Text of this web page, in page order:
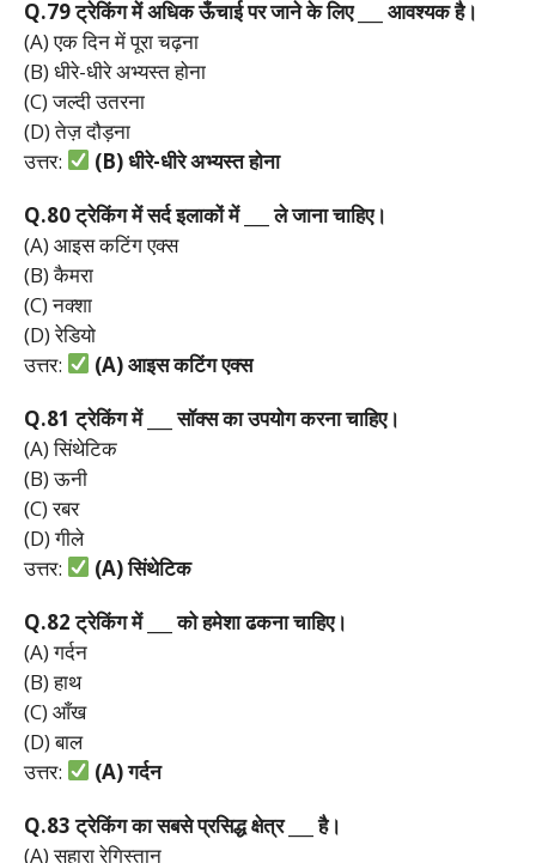
Q.79ट्रेकिंगमेंअधिकऊँचाईपरजानेकेलिए ___ आवश्यकहै।
(A) एक दिन में पूरा चढ़ना
(B) धीरे-धीरे अभ्यस्त होना
(C) जल्दी उतरना
(D) तेज़ दौड़ना
उत्तर:
(B)धीरे-धीरेअभ्यस्तहोना
Q.80ट्रेकिंगमेंसर्दइलाकोंमें ___लेजानाचाहिए।
(A) आइस कटिंग एक्स
(B) कैमरा
(C) नक्शा
(D) रेडियो
उत्तर:
(A)आइसकटिंगएक्स
Q.81ट्रेकिंगमें ___सॉक्सकाउपयोगकरनाचाहिए।
(A) सिंथेटिक
(B) ऊनी
(C) रबर
(D) गीले
उत्तर:
(A)सिंथेटिक
Q.82ट्रेकिंगमें ___कोहमेशाढकनाचाहिए।
(A) गर्दन
(B) हाथ
(C) आँख
(D) बाल
उत्तर:
(A)गर्दन
Q.83ट्रेकिंगकासबसेप्रसिद्धक्षेत्र ___है।
(A) सहारा रेगिस्तान